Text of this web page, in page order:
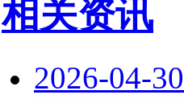
相关资讯
2026-04-30